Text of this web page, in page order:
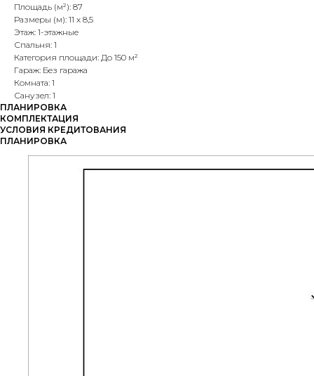
Площадь (м²): 87
Размеры (м): 11 х 8,5
Этаж: 1-этажные
Спальня: 1
Категория площади: До 150 м²
Гараж: Без гаража
Комната: 1
Санузел: 1
ПЛАНИРОВКА
КОМПЛЕКТАЦИЯ
УСЛОВИЯ КРЕДИТОВАНИЯ
ПЛАНИРОВКА